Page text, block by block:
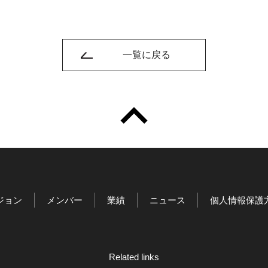
一覧に戻る
ョン メンバー 業績 ニュース 個人情報保護
Related links